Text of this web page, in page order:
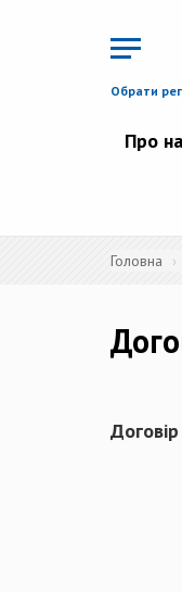
Обрати
Про
Головна